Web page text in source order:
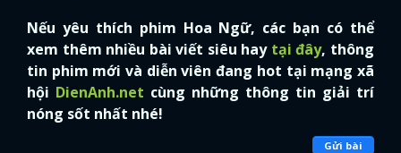
Nếu yêu thích phim Hoa Ngữ, các bạn có thể
xem thêm nhiều bài viết siêu hay tại đây, thông
tin phim mới và diễn viên đang hot tại mạng xã
hội DienAnh.net cùng những thông tin giải trí
nóng sốt nhất nhé!
Gửi bài